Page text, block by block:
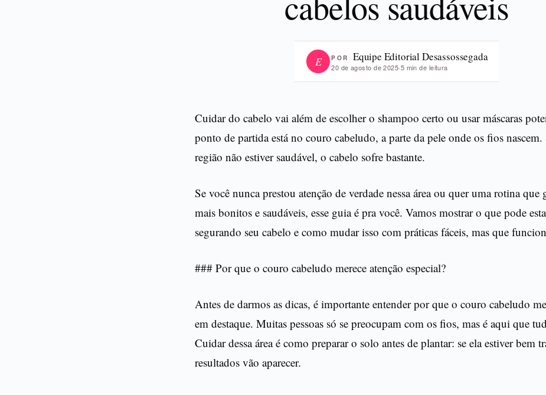
E POR Equipe Editorial Desassossegada
20 de agosto de 2025·5 min de leitura
Cuidar do cabelo vai além de escolher o shampoo certo ou usar máscaras
ponto de partida está no couro cabeludo, a parte da pele onde os fios nascem.
região não estiver saudável, o cabelo sofre bastante.
Se você nunca prestou atenção de verdade nessa área ou quer uma rotina que
mais bonitos e saudáveis, esse guia é pra você. Vamos mostrar o que pode
segurando seu cabelo e como mudar isso com práticas fáceis, mas que
### Por que o couro cabeludo merece atenção especial?
Antes de darmos as dicas, é importante entender por que o couro cabeludo
em destaque. Muitas pessoas só se preocupam com os fios, mas é aqui que
Cuidar dessa área é como preparar o solo antes de plantar: se ela estiver bem
resultados vão aparecer.